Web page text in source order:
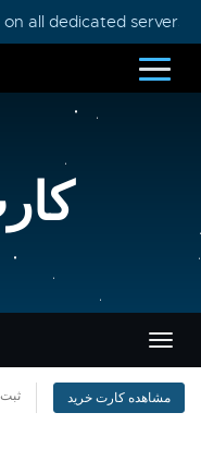
on all dedicated servers
تغییر
ثبت مشاهده کارت خرید